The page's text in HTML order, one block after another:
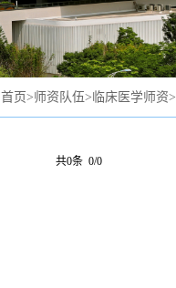
首页>师资队伍> 临床医学师资>
共0条 0/0